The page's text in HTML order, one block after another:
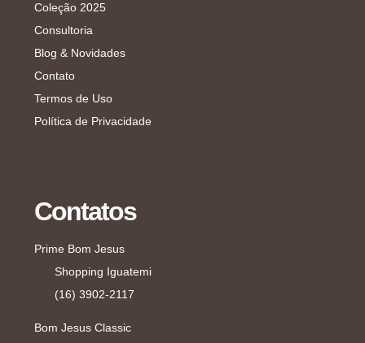
Coleção 2025
Consultoria
Blog & Novidades
Contato
Termos de Uso
Política de Privacidade
Contatos
Prime Bom Jesus
Shopping Iguatemi
(16) 3902-2117
Bom Jesus Classic